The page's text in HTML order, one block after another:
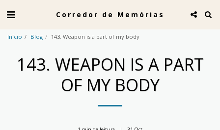
Corredor de Memórias
Início Blog 143. Weapon is a part of my body
143. WEAPON IS A PART
OF MY BODY